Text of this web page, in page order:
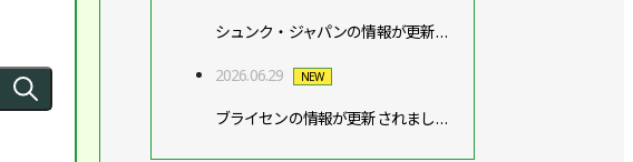
シュンク・ジャパンの情報が更新されました。
2026.06.29 NEW
ブライセンの情報が更新されました。